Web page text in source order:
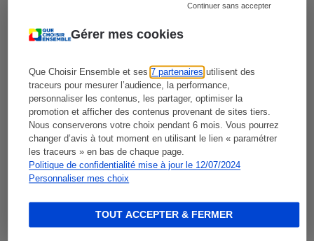
Gérer mes cookies
Que Choisir Ensemble et ses7 partenaires utilisent des
traceurs pour mesurer l’audience, la performance,
personnaliser les contenus, les partager, optimiser la
promotion et afficher des contenus provenant de sites tiers.
Nous conserverons votre choix pendant 6 mois. Vous pourrez
changer d’avis à tout moment en utilisant le lien « paramétrer
les traceurs » en bas de chaque page.
Politique de confidentialité mise à jour le 12/07/2024
Personnaliser mes choix
Continuer sans accepter
TOUT ACCEPTER & FERMER